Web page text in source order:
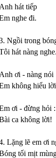
Anh hát tiếp
nghe đi.
Ngồi trong
hát nàng nghe.
Anh ơi - nàng nói
không hiểu
ơi - đừng hỏi :
ca không lời!
Lặng lẽ em ơi
tối mịt